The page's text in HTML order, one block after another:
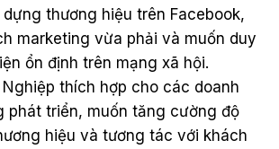
thương hiệu trên Facebook,
marketing vừa phải và muốn duy
ổn định trên mạng xã hội.
Nghiệp thích hợp cho các doanh
phát triển, muốn tăng cường độ
hiệu và tương tác với khách